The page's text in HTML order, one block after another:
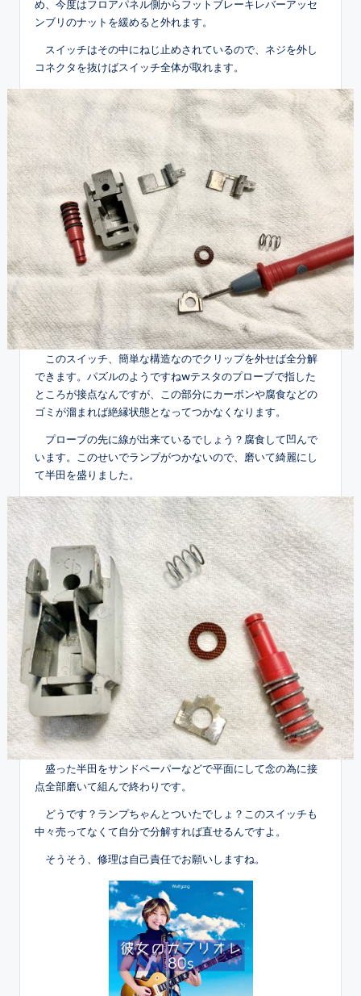
め、今度はフロアパネル側からフットブレーキレバーアッセ
ンブリのナットを緩めると外れます。
スイッチはその中にねじ止めされているので、ネジを外し
コネクタを抜けばスイッチ全体が取れます。
このスイッチ、簡単な構造なのでクリップを外せば全分解
できます。パズルのようですねwテスタのプローブで指した
ところが接点なんですが、この部分にカーボンや腐食などの
ゴミが溜まれば絶縁状態となってつかなくなります。
プローブの先に線が出来ているでしょう？腐食して凹んで
います。このせいでランプがつかないので、磨いて綺麗にし
て半田を盛りました。
盛った半田をサンドペーパーなどで平面にして念の為に接
点全部磨いて組んで終わりです。
どうです？ランプちゃんとついたでしょ？このスイッチも
中々売ってなくて自分で分解すれば直せるんですよ。
そうそう、修理は自己責任でお願いしますね。